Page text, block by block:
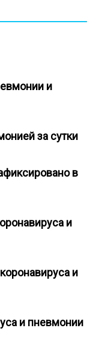
и
за сутки
в
и
и
и пневмонии